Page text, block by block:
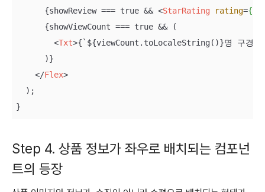
      {showReview === true &&
<StarRating rating=
      {showViewCount === true && (
<Txt>{`${viewCount.toLocaleString()}명 구경
      )}
</Flex>
  );
}
Step 4. 상품 정보가 좌우로 배치되는 컴포넌
트의 등장